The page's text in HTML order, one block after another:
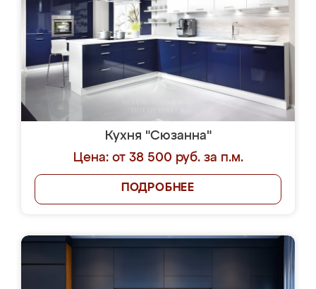
Кухня "Сюзанна"
Цена: от 38 500 руб. за п.м.
ПОДРОБНЕЕ